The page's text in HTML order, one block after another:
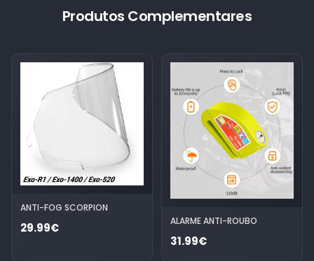
Produtos Complementares
ANTI-FOG SCORPION
29.99€ ALARME ANTI-ROUBO
31.99€